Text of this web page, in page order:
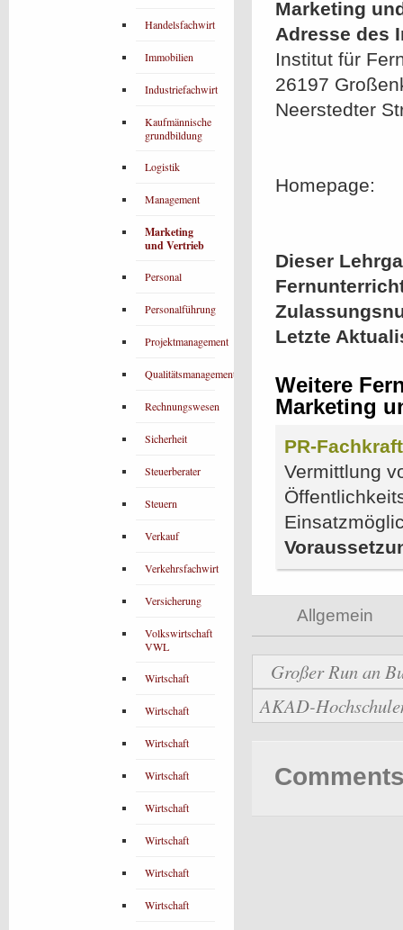
Marketing
Adresse des
Institut für
26197
Neerstedter
Homepage:
Dieser
Letzte
Weitere
Marketing
PR-
Vermittlung
Allgemein
Großer Run an
AKAD-
Handelsfachwirt
Immobilien
Industriefachwirt
Kaufmännische
grundbildung
Logistik
Management
Marketing
und Vertrieb
Personal
Personalführung
Projektmanagement
Qualitätsmanagement
Rechnungswesen
Sicherheit
Steuerberater
Steuern
Verkauf
Verkehrsfachwirt
Versicherung
Volkswirtschaft
VWL
Wirtschaft
Wirtschaft
Wirtschaft
Wirtschaft
Wirtschaft
Wirtschaft
Wirtschaft
Wirtschaft